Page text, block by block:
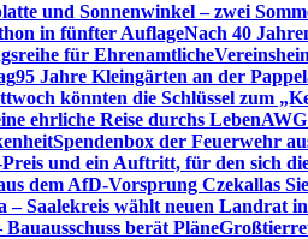
und Sonnenwinkel – zwei
in fünfter AuflageNach 40
für Ehrenamtliche
95 Jahre Kleingärten an der
könnten die Schlüssel zum
ehrliche Reise durchs Leben
Spendenbox der Feuerwehr
und ein Auftritt, für den sich
dem AfD-Vorsprung Czekallas
– Saalekreis wählt neuen Landrat
berät Pläne